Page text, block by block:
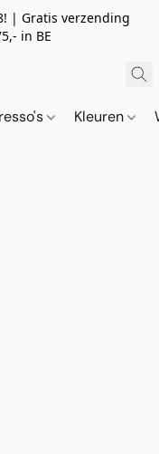
| Gratis verzending
in BE
Kleuren